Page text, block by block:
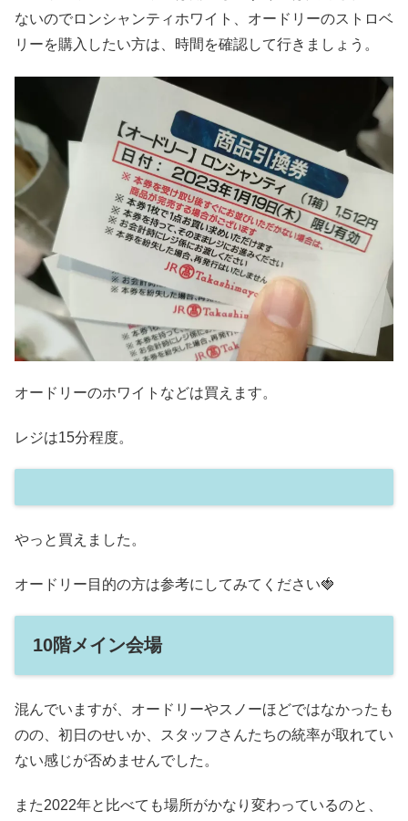
ないのでロンシャンティホワイト、オードリーのストロベ
リーを購入したい方は、時間を確認して行きましょう。
オードリーのホワイトなどは買えます。
レジは15分程度。
やっと買えました。
オードリー目的の方は参考にしてみてください🍓
10階メイン会場
混んでいますが、オードリーやスノーほどではなかったも
のの、初日のせいか、スタッフさんたちの統率が取れてい
ない感じが否めませんでした。
また2022年と比べても場所がかなり変わっているのと、